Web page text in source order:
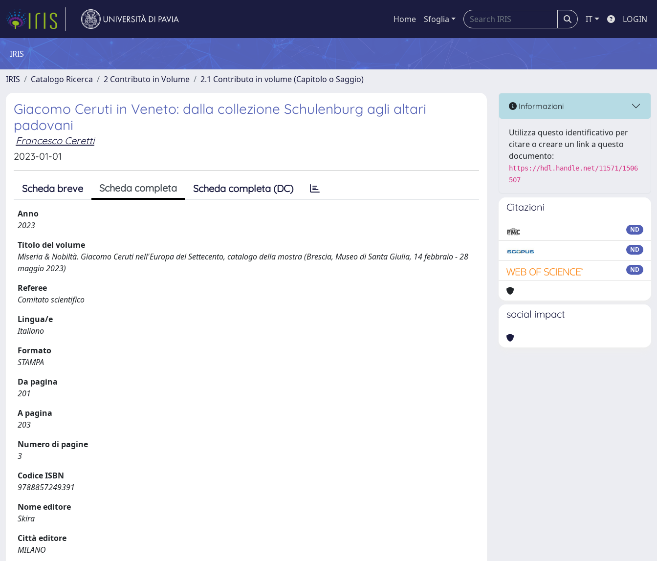
Home Sfoglia IT LOGIN
IRIS
IRIS Catalogo Ricerca 2 Contributo in Volume 2.1 Contributo in volume (Capitolo o Saggio)
Giacomo Ceruti in Veneto: dalla collezione Schulenburg agli altari
padovani
Francesco Ceretti
2023-01-01
Scheda breve Scheda completa Scheda completa (DC)
Anno
2023
Titolo del volume
Miseria & Nobiltà. Giacomo Ceruti nell'Europa del Settecento, catalogo della mostra (Brescia, Museo di Santa Giulia, 14 febbraio - 28
maggio 2023)
Referee
Comitato scientifico
Lingua/e
Italiano
Formato
STAMPA
Da pagina
201
A pagina
203
Numero di pagine
3
Codice ISBN
9788857249391
Nome editore
Skira
Città editore
MILANO
Informazioni
Utilizza questo identificativo per
citare o creare un link a questo
documento:
https://hdl.handle.net/11571/1506
507
Citazioni
ND
ND
ND
social impact